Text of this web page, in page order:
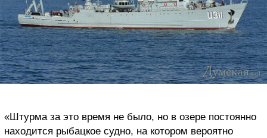
«Штурма за это время не было, но в озере постоянно
находится рыбацкое судно, на котором вероятно